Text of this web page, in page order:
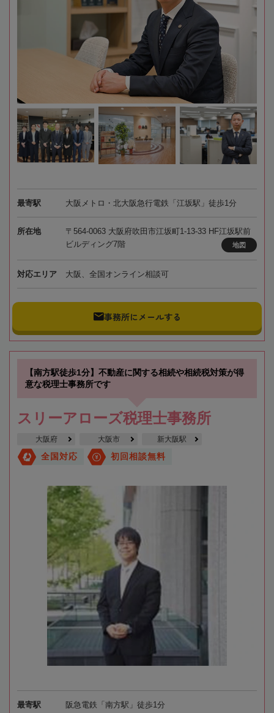
最寄駅 大阪メトロ・北大阪急行電鉄「江坂駅」徒歩1分
所在地
〒564-0063 大阪府吹田市江坂町1-13-33 HF江坂駅前
ビルディング7階
地図
対応エリア 大阪、全国オンライン相談可
事務所にメールする
【南方駅徒歩1分】不動産に関する相続や相続税対策が得
意な税理士事務所です
スリーアローズ税理士事務所
大阪府 大阪市 新大阪駅
全国対応 初回相談無料
最寄駅 阪急電鉄「南方駅」徒歩1分